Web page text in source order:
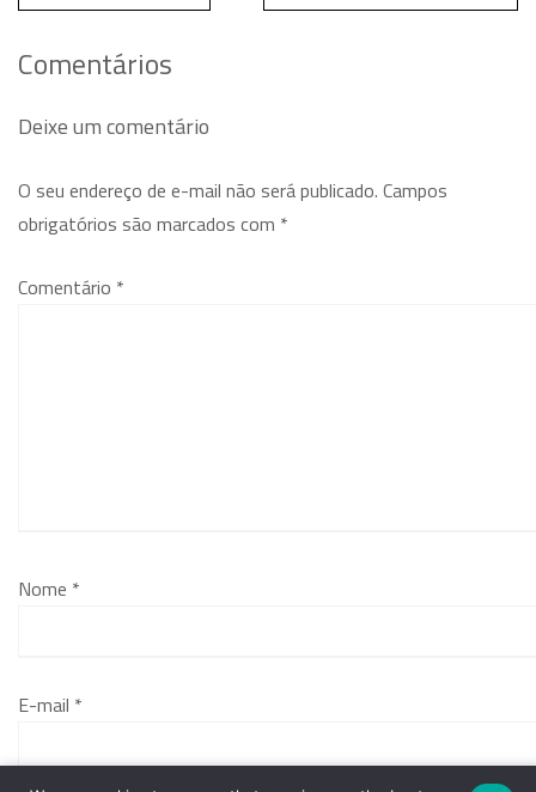
Comentários
Deixe um comentário
O seu endereço de e-mail não será publicado. Campos
obrigatórios são marcados com *
Comentário *
Nome *
E-mail *